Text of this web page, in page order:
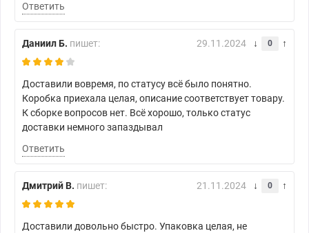
Ответить
Даниил Б. пишет: 29.11.2024 0
Доставили вовремя, по статусу всё было понятно.
Коробка приехала целая, описание соответствует товару.
К сборке вопросов нет. Всё хорошо, только статус
доставки немного запаздывал
Ответить
Дмитрий В. пишет: 21.11.2024 0
Доставили довольно быстро. Упаковка целая, не